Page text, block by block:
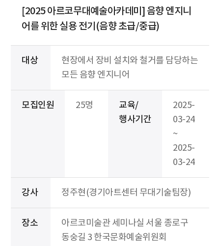
[2025 아르코무대예술아카데미] 음향 엔지니
어를 위한 실용 전기(음향 초급/중급)
대상
현장에서 장비 설치와 철거를 담당하는
모든 음향 엔지니어
모집인원 25명
교육/
행사기간
2025-
03-24
~
2025-
03-24
강사 정주현(경기아트센터 무대기술팀장)
장소
아르코미술관 세미나실 서울 종로구
동숭길 3 한국문화예술위원회